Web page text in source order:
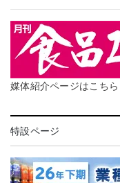
媒体紹介ページはこちら
特設ページ